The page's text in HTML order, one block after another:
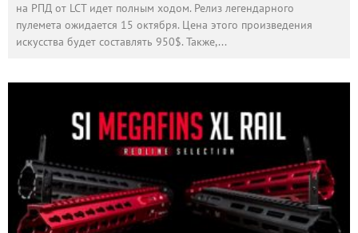
на РПД от LCT идет полным ходом. Релиз легендарного
пулемета ожидается 15 октября. Цена этого произведения
искусства будет составлять 950$. Также,...